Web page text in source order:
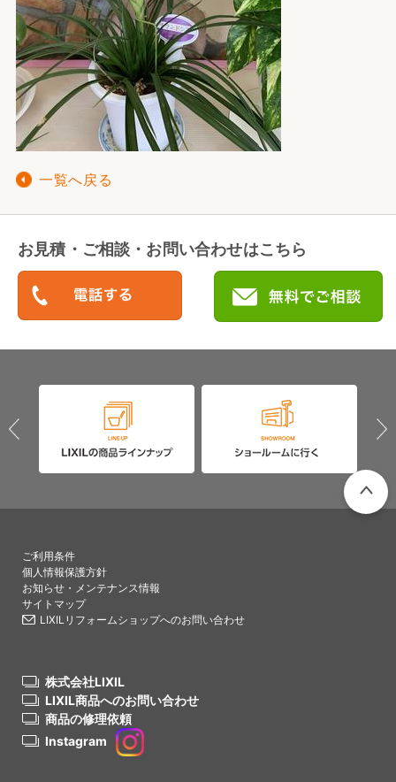
一覧へ戻る
お見積・ご相談・お問い合わせはこちら
ご利用条件
個人情報保護方針
お知らせ・メンテナンス情報
サイトマップ
LIXILリフォームショップへのお問い合わせ
株式会社LIXIL
LIXIL商品へのお問い合わせ
商品の修理依頼
Instagram